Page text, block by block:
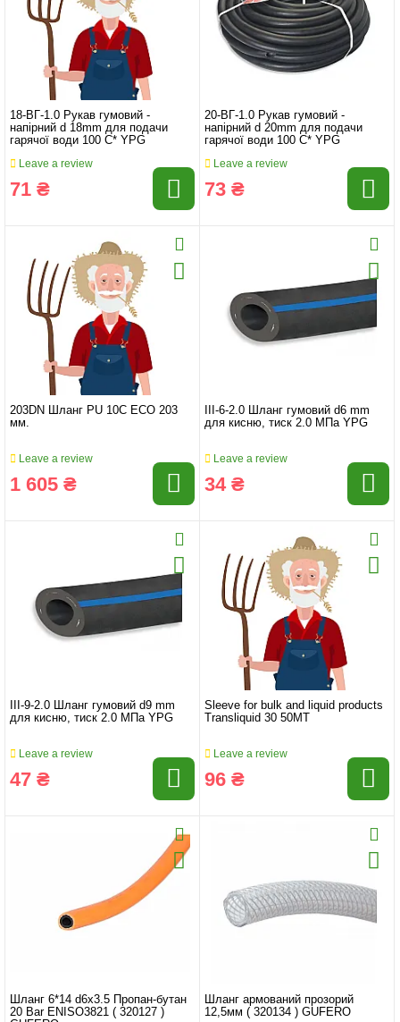
18-ВГ-1.0 Рукав гумовий -
напірний d 18mm для подачи
гарячої води 100 С* YPG
Leave a review
71 ₴
20-ВГ-1.0 Рукав гумовий -
напірний d 20mm для подачи
гарячої води 100 С* YPG
Leave a review
73 ₴
203DN Шланг PU 10C ECO 203
мм.
Leave a review
1 605 ₴
III-6-2.0 Шланг гумовий d6 mm
для кисню, тиск 2.0 МПа YPG
Leave a review
34 ₴
III-9-2.0 Шланг гумовий d9 mm
для кисню, тиск 2.0 МПа YPG
Leave a review
47 ₴
Sleeve for bulk and liquid products
Transliquid 30 50МТ
Leave a review
96 ₴
Шланг 6*14 d6x3.5 Пропан-бутан
20 Bar ENISO3821 ( 320127 )
Шланг армований прозорий
12,5мм ( 320134 ) GUFERO